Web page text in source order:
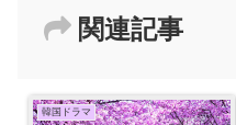
関連記事
韓国ドラマ